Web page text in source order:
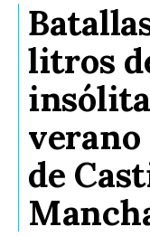
litros
verano
de